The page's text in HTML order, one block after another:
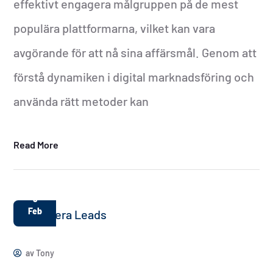
effektivt engagera målgruppen på de mest
populära plattformarna, vilket kan vara
avgörande för att nå sina affärsmål. Genom att
förstå dynamiken i digital marknadsföring och
använda rätt metoder kan
Read More
9
Feb
avTony